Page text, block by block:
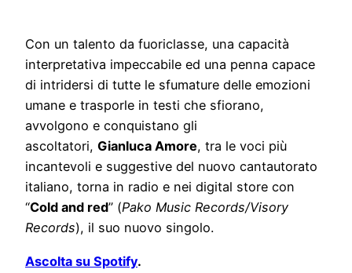
Con un talento da fuoriclasse, una capacità
interpretativa impeccabile ed una penna capace
di intridersi di tutte le sfumature delle emozioni
umane e trasporle in testi che sfiorano,
avvolgono e conquistano gli
ascoltatori, Gianluca Amore, tra le voci più
incantevoli e suggestive del nuovo cantautorato
italiano, torna in radio e nei digital store con
“Cold and red” (Pako Music Records/Visory
Records), il suo nuovo singolo.
Ascolta su Spotify.